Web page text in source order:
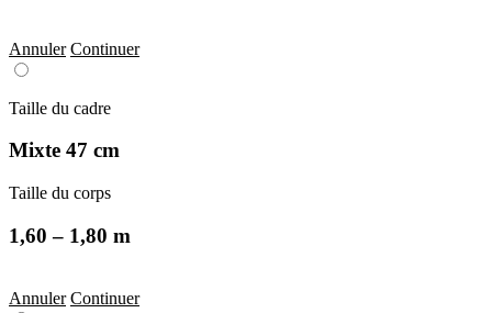
Annuler Continuer
Taille du cadre
Mixte 47 cm
Taille du corps
1,60 – 1,80 m
Annuler Continuer